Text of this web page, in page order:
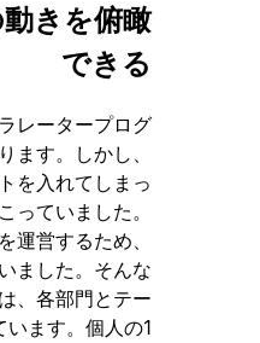
きを俯瞰
できる
レータープログ
ます。しかし、
を入れてしまっ
っていました。
運営するため、
ました。そんな
、各部門とテー
ます。個人の1